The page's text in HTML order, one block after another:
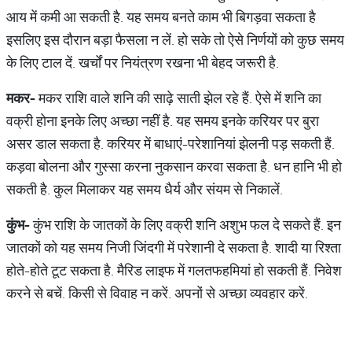
आय में कमी आ सकती है. यह समय बनते काम भी बिगड़वा सकता है
इसलिए इस दौरान बड़ा फैसला न लें. हो सके तो ऐसे निर्णयों को कुछ समय
के लिए टाल दें. खर्चों पर नियंत्रण रखना भी बेहद जरूरी है.
मकर-मकर राशि वाले शनि की साढ़े साती झेल रहे हैं. ऐसे में शनि का
वक्री होना इनके लिए अच्‍छा नहीं है. यह समय इनके करियर पर बुरा
असर डाल सकता है. करियर में बाधाएं-परेशानियां झेलनी पड़ सकती हैं.
कड़वा बोलना और गुस्‍सा करना नुकसान करवा सकता है. धन हानि भी हो
सकती है. कुल मिलाकर यह समय धैर्य और संयम से निकालें.
कुंभ-कुंभ राशि के जातकों के लिए वक्री शनि अशुभ फल दे सकते हैं. इन
जातकों को यह समय निजी जिंदगी में परेशानी दे सकता है. शादी या रिश्‍ता
होते-होते टूट सकता है. मैरिड लाइफ में गल‍तफहमियां हो सकती हैं. निवेश
करने से बचें. किसी से विवाह न करें. अपनों से अच्‍छा व्‍यवहार करें.